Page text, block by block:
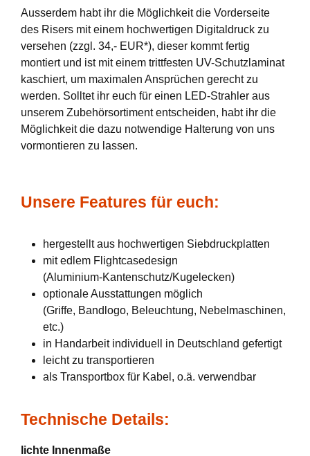
Ausserdem habt ihr die Möglichkeit die Vorderseite
des Risers mit einem hochwertigen Digitaldruck zu
versehen (zzgl. 34,- EUR*), dieser kommt fertig
montiert und ist mit einem trittfesten UV-Schutzlaminat
kaschiert, um maximalen Ansprüchen gerecht zu
werden. Solltet ihr euch für einen LED-Strahler aus
unserem Zubehörsortiment entscheiden, habt ihr die
Möglichkeit die dazu notwendige Halterung von uns
vormontieren zu lassen.
Unsere Features für euch:
hergestellt aus hochwertigen Siebdruckplatten
mit edlem Flightcasedesign
(Aluminium-Kantenschutz/Kugelecken)
optionale Ausstattungen möglich
(Griffe, Bandlogo, Beleuchtung, Nebelmaschinen,
etc.)
in Handarbeit individuell in Deutschland gefertigt
leicht zu transportieren
als Transportbox für Kabel, o.ä. verwendbar
Technische Details:
lichte Innenmaße